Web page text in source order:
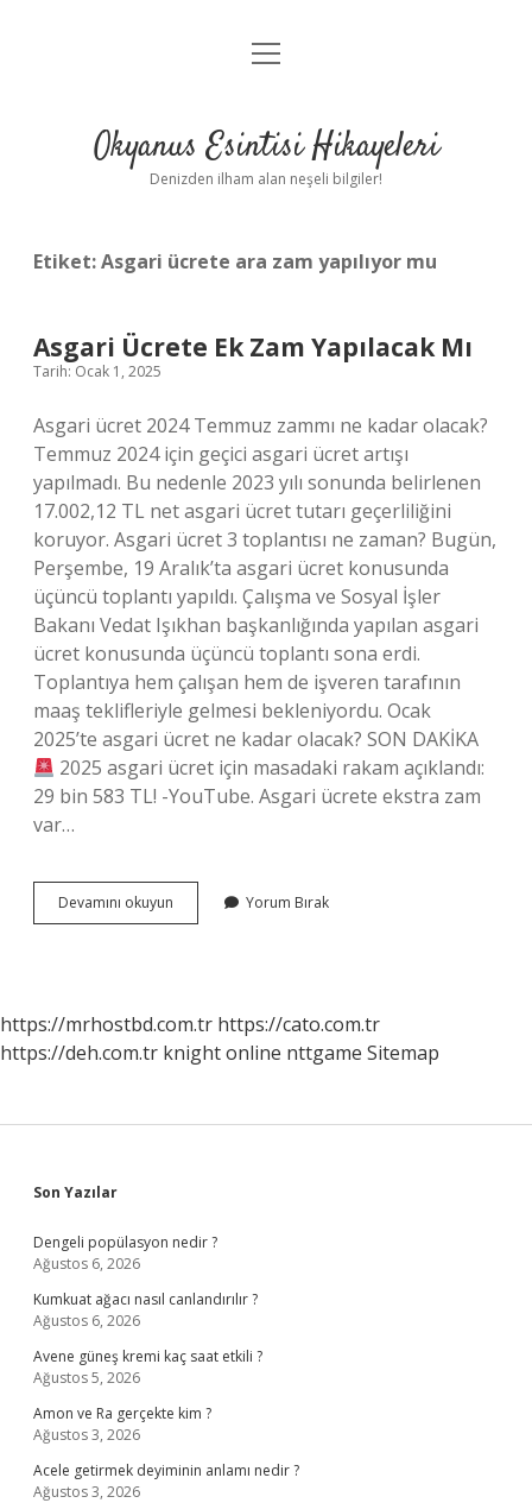
Anasayfa
Yasal Uyarı
menüyü
Okyanus Esintisi Hikayeleri
Denizden ilham alan neşeli bilgiler!
Etiket:Asgari ücrete ara zam yapılıyor mu
Asgari Ücrete Ek Zam Yapılacak Mı
Tarih: Ocak 1, 2025
Asgari ücret 2024 Temmuz zammı ne kadar olacak?
Temmuz 2024 için geçici asgari ücret artışı
yapılmadı. Bu nedenle 2023 yılı sonunda belirlenen
17.002,12 TL net asgari ücret tutarı geçerliliğini
koruyor. Asgari ücret 3 toplantısı ne zaman? Bugün,
Perşembe, 19 Aralık’ta asgari ücret konusunda
üçüncü toplantı yapıldı. Çalışma ve Sosyal İşler
Bakanı Vedat Işıkhan başkanlığında yapılan asgari
ücret konusunda üçüncü toplantı sona erdi.
Toplantıya hem çalışan hem de işveren tarafının
maaş teklifleriyle gelmesi bekleniyordu. Ocak
2025’te asgari ücret ne kadar olacak? SON DAKİKA
2025 asgari ücret için masadaki rakam açıklandı:
29 bin 583 TL! -YouTube. Asgari ücrete ekstra zam
var…
Devamını okuyun
Ücrete
Yorum Bırak
https://mrhostbd.com.tr https://cato.com.tr
https://deh.com.tr knight online nttgame Sitemap
Sidebar
Son Yazılar
Dengeli popülasyon nedir ?
Ağustos 6, 2026
Kumkuat ağacı nasıl canlandırılır ?
Ağustos 6, 2026
Avene güneş kremi kaç saat etkili ?
Ağustos 5, 2026
Amon ve Ra gerçekte kim ?
Ağustos 3, 2026
Acele getirmek deyiminin anlamı nedir ?
Ağustos 3, 2026